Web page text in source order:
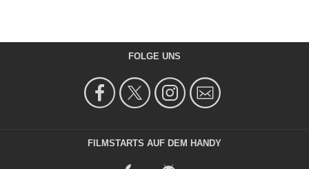
FOLGE UNS
FILMSTARTS AUF DEM HANDY